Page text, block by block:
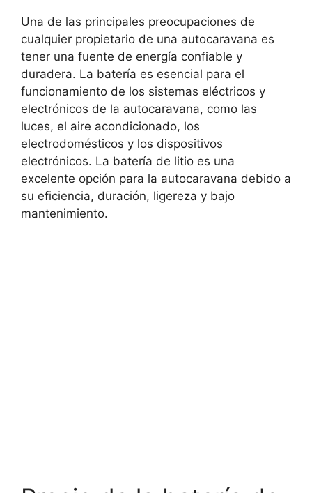
Una de las principales preocupaciones de
cualquier propietario de una autocaravana es
tener una fuente de energía confiable y
duradera. La batería es esencial para el
funcionamiento de los sistemas eléctricos y
electrónicos de la autocaravana, como las
luces, el aire acondicionado, los
electrodomésticos y los dispositivos
electrónicos. La batería de litio es una
excelente opción para la autocaravana debido a
su eficiencia, duración, ligereza y bajo
mantenimiento.